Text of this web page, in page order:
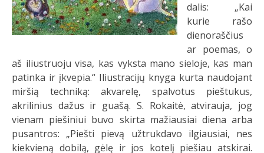
dalis: „Kai
kurie rašo
dienoraščius
ar poemas, o
aš iliustruoju visa, kas vyksta mano sieloje, kas man
patinka ir įkvepia.“ Iliustracijų knyga kurta naudojant
miršią techniką: akvarelę, spalvotus pieštukus,
akrilinius dažus ir guašą. S. Rokaitė, atvirauja, jog
vienam piešiniui buvo skirta mažiausiai diena arba
pusantros: „Piešti pievą užtrukdavo ilgiausiai, nes
kiekvieną dobilą, gėlę ir jos kotelį piešiau atskirai.